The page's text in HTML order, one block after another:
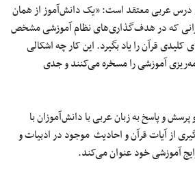
درس عربی معتقد است: «یک دانش‌آموز از همان
که در هدف‌گذاری‌های نظام آموزشی مشخص
کلیدی قرآن را یاد بگیرد. این کار چه اشکالی
آموزشی را مسخره می‌کنند و جدی
و پاسخ به زبان عربی با دانش‌آموزان با
از آیات قرآن و احادیث موجود در ادبیات و
آموزشی خود عنوان می‌کند.